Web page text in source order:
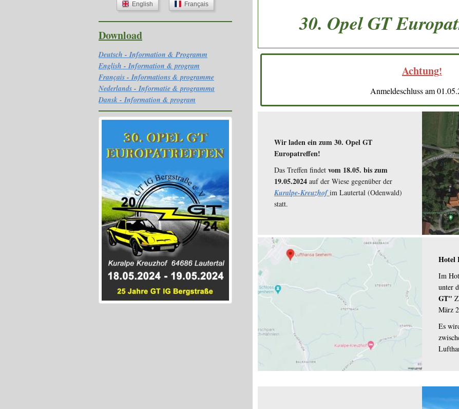
English Français
Download
Deutsch - Information & Programm
English - Information & program
Français - Informations & programme
Nederlands - Informatie & programma
Dansk - Information & program
30. Opel GT
Achtung!
Anmeldeschluss am
Wir laden ein zum 30. Opel GT
Europatreffen!
Das Treffen findet vom 18.05. bis zum
19.05.2024 auf der Wiese gegenüber der
Kuralpe-Kreuzhofim Lautertal (Odenwald)
statt.
Hotel
Im
unter
GT"
März
Es